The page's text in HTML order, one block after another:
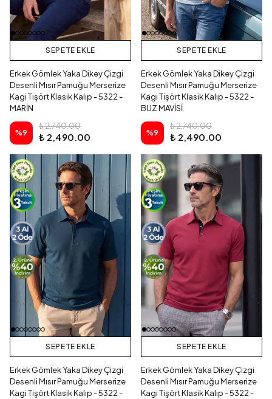
SEPETE EKLE
Erkek Gömlek Yaka Dikey Çizgi
Desenli Mısır Pamuğu Merserize
Kagi Tişört Klasik Kalıp - 5322 -
MARİN
%9
₺ 2,740.00
₺ 2,490.00
SEPETE EKLE
Erkek Gömlek Yaka Dikey Çizgi
Desenli Mısır Pamuğu Merserize
Kagi Tişört Klasik Kalıp - 5322 -
BUZ MAVİSİ
%9
₺ 2,740.00
₺ 2,490.00
SEPETE EKLE
Erkek Gömlek Yaka Dikey Çizgi
Desenli Mısır Pamuğu Merserize
Kagi Tişört Klasik Kalıp - 5322 -
SEPETE EKLE
Erkek Gömlek Yaka Dikey Çizgi
Desenli Mısır Pamuğu Merserize
Kagi Tişört Klasik Kalıp - 5322 -